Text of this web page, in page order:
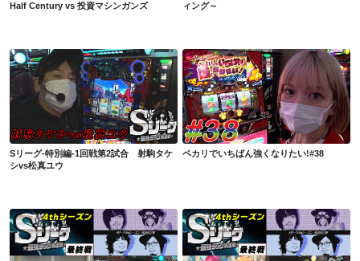
Half Century vs 投資マシンガンズ
ィング～
Sリーグ-特別編-1回戦第2試合 射駒タケシvs松真ユウ
Sリーグ-特別編-1回戦第2試合 射駒タケ
シvs松真ユウ
ペカリでいちばん強くなりたい!#38
ペカリでいちばん強くなりたい!#38
Sリーグ4thシーズン最終節 残留決定戦～後半～ 投資マシンガンズ vs DESIRE Sリーグ4thシーズン最終節 残留決定戦～前半～ 投資マシンガンズ vs DESIRE